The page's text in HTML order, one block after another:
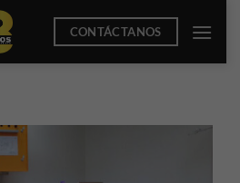
CONTÁCTANOS